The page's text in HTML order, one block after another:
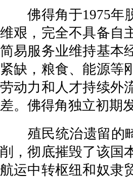
佛得角于1975年脱
维艰，完全不具备自
简易服务业维持基本
紧缺，粮食、能源等
劳动力和人才持续外
差。佛得角独立初期
殖民统治遗留的畸
削，彻底摧毁了该国
航运中转枢纽和奴隶